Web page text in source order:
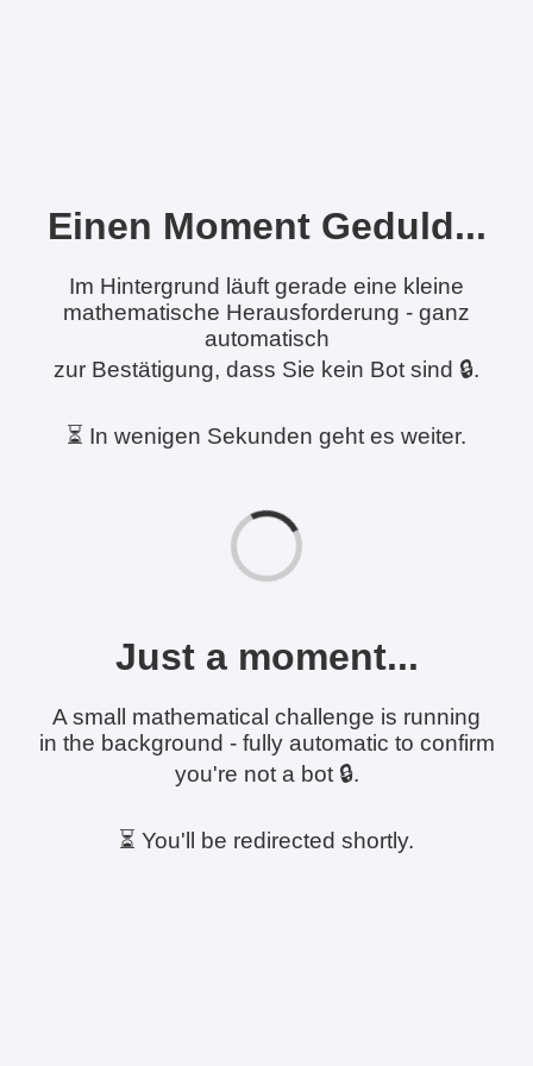
Einen Moment Geduld...
Im Hintergrund läuft gerade eine kleine
mathematische Herausforderung - ganz
automatisch
zur Bestätigung, dass Sie kein Bot sind 🔒.
⏳ In wenigen Sekunden geht es weiter.
Just a moment...
A small mathematical challenge is running
in the background - fully automatic to confirm
you're not a bot 🔒.
⏳ You'll be redirected shortly.